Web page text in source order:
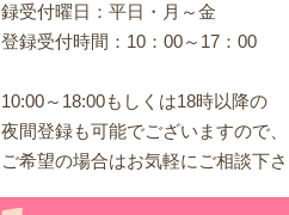
録受付曜日：平日・月～金
登録受付時間：10：00～17：00
10:00～18:00もしくは18時以降の
夜間登録も可能でございますので、
ご希望の場合はお気軽にご相談下さ